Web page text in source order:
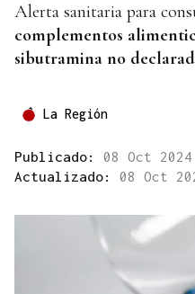
Alerta sanitaria para
complementos
sibutramina no
La Región
Publicado: 08 Oct
Actualizado: 08 Oct